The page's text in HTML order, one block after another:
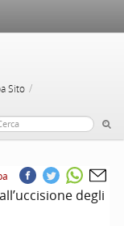
Sito /
degli